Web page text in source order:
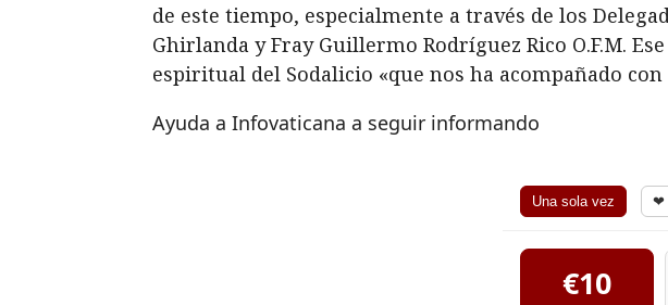
de este tiempo, especialmente a través de los
Ghirlanda y Fray Guillermo Rodríguez Rico O.F.M.
espiritual del Sodalicio «que nos ha acompañado
Ayuda a Infovaticana a seguir informando
Una sola vez ❤
€10